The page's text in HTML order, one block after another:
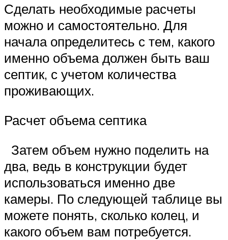
Сделать необходимые расчеты
можно и самостоятельно. Для
начала определитесь с тем, какого
именно объема должен быть ваш
септик, с учетом количества
проживающих.
Расчет объема септика
Затем объем нужно поделить на
два, ведь в конструкции будет
использоваться именно две
камеры. По следующей таблице вы
можете понять, сколько колец, и
какого объем вам потребуется.